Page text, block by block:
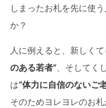
しまったお札を先に使
か？
人に例えると、新しく
のある若者”、そしてく
は“体力に自信のないご
そのためヨレヨレのお